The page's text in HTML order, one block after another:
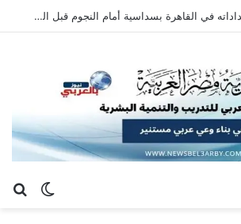
الأهلي ينهي استعداداته في القاهرة بسداسية أمام النجوم قبل السفر إلى إسبانيا
الوضع